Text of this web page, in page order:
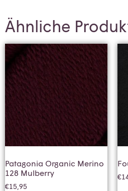
Ähnliche
Patagonia Organic Merino
128 Mulberry
€15,95
€